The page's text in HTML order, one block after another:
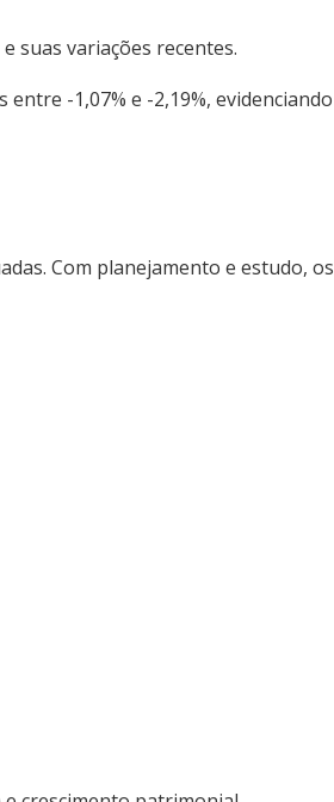
suas variações recentes.
-1,07% e -2,19%, evidenciando
Com planejamento e estudo, os